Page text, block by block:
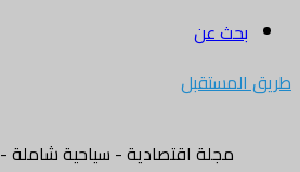
بحث عن
طريق المستقبل
مجلة اقتصادية - سياحية شاملة -